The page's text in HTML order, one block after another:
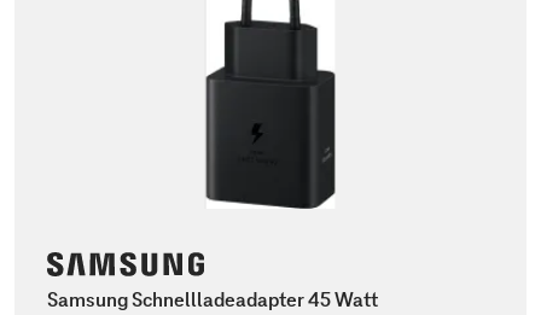
Samsung Schnellladeadapter 45 Watt